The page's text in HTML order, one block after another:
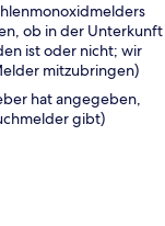
ob in der Unterkunft
ist oder nicht; wir
mitzubringen)
hat angegeben,
gibt)